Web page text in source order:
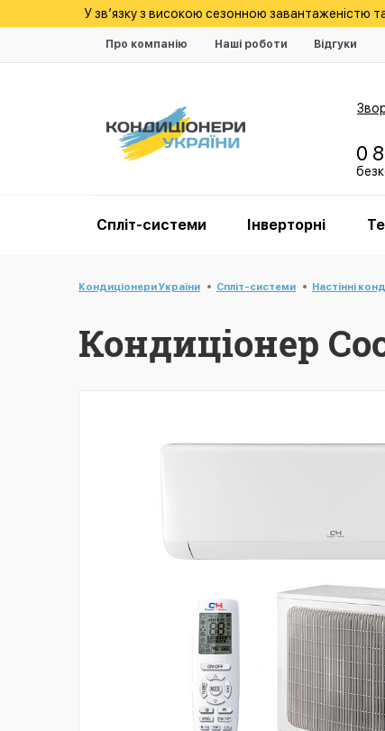
У зв’язку з високою сезонною
Про компанію Наші роботи Відгуки
0
Спліт-системи Інверторні
Кондиціонери України Спліт-системи Настінні
Кондиціонер